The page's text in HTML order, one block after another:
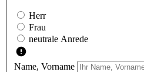
Herr
Frau
neutrale Anrede
Name, Vorname